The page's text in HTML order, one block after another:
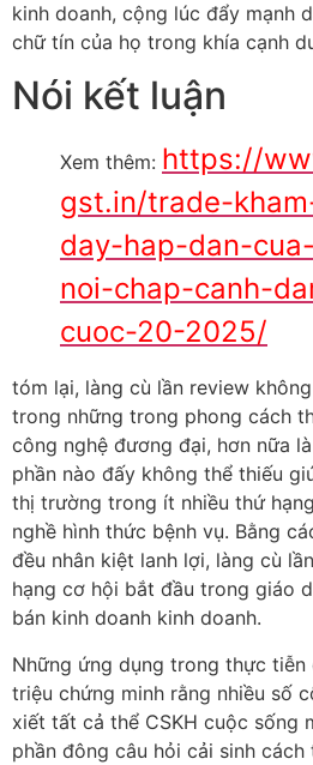
kinh doanh, cộng lúc đẩy mạnh
chữ tín của họ trong khía cạnh
Nói kết luận
Xem thêm: https://
gst.in/trade-
day-hap-dan-
noi-chap-canh-
cuoc-20-2025/
tóm lại, làng cù lần review
trong những trong phong cách
công nghệ đương đại, hơn nữa
phần nào đấy không thể thiếu
thị trường trong ít nhiều thứ
nghề hình thức bệnh vụ. Bằng
đều nhân kiệt lanh lợi, làng cù
hạng cơ hội bắt đầu trong giáo
bán kinh doanh kinh doanh.
Những ứng dụng trong thực
triệu chứng minh rằng nhiều số
xiết tất cả thể CSKH cuộc sống
phần đông câu hỏi cải sinh